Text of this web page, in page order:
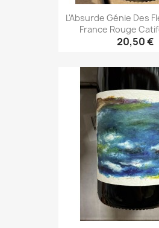
L'Absurde Génie Des
France Rouge
20,50 €